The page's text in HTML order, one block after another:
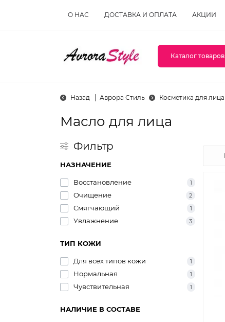
О НАС ДОСТАВКА И ОПЛАТА АКЦИИ
Каталог товаров
Назад Аврора Стиль Косметика для лица
Масло для лица
Фильтр
НАЗНАЧЕНИЕ
Восстановление 1
Очищение 2
Смягчающий 1
Увлажнение 3
ТИП КОЖИ
Для всех типов кожи 1
Нормальная 1
Чувствительная 1
НАЛИЧИЕ В СОСТАВЕ